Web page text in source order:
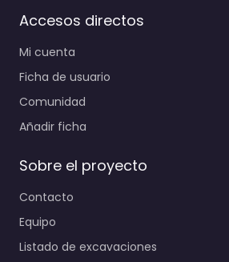
Accesos directos
Mi cuenta
Ficha de usuario
Comunidad
Añadir ficha
Sobre el proyecto
Contacto
Equipo
Listado de excavaciones